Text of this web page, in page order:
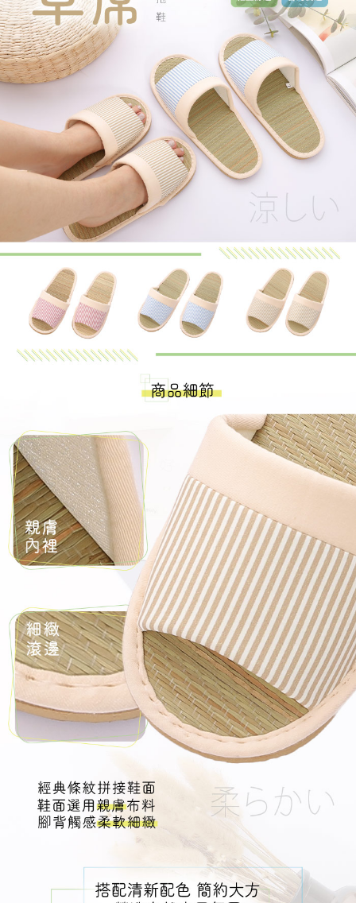
是否繳費成功／繳費後需取消欲退款等相關疑問，請聯繫「AFTEE先享後付
客戶支援中心」https://netprotections.freshdesk.com/support/home
【注意事項】
１．透過由恩沛科技股份有限公司提供之「AFTEE先享後付」服務完成之交
易，需依本服務之必要範圍內提供個人資料，並將交易相關給付款項請求債
權轉讓予恩沛科技股份有限公司。
２．關於個人資料處理事宜，請瀏覽以下網址：
https://aftee.tw/terms/#terms3
３．未成年的使用者請事先徵得法定代理人或監護人之同意方可使用
「AFTEE先享後付」，若未經同意申辦者引起之損失，本公司不負相關責
任。
４．使用「AFTEE先享後付」時，將依據個別帳號之用戶狀況，依本公司即
時審查核予不同之上限額度；若仍有額度不足之情形，本公司將視審查結果
請求用戶進行身份認證。
５．嚴禁一人註冊多個帳號或使用他人資訊註冊。若發現惡意使用之情形，
恩沛科技股份有限公司將有權停止該用戶之使用額度並採取法律行動。
每筆NT$80，滿NT$490(含以上)免運費
宅配
每筆NT$80，滿NT$490(含以上)免運費
每筆NT$150，滿NT$800(含以上)免運費
港澳地區 查看運費